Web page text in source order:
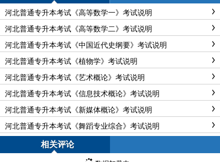
河北普通专升本考试《高等数学一》考试说明
河北普通专升本考试《高等数学二》考试说明
河北普通专升本考试《中国近代史纲要》考试说明
河北普通专升本考试《植物学》考试说明
河北普通专升本考试《艺术概论》考试说明
河北普通专升本考试《信息技术概论》考试说明
河北普通专升本考试《新媒体概论》考试说明
河北普通专升本考试《舞蹈专业综合》考试说明
相关评论